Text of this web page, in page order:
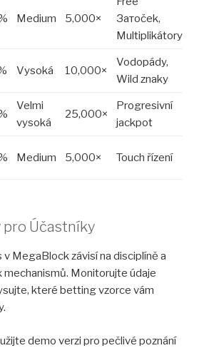
Medium 5,000×
Затоček,
Multiplikátory
Vysoká 10,000×
Vodopády,
Wild znaky
Velmi
vysoká
25,000×
Progresivní
jackpot
Medium 5,000× Touch řízení
Účastníky
MegaBlock závisí na disciplíně a
Monitorujte údaje
které betting vzorce vám
demo verzi pro pečlivé poznání